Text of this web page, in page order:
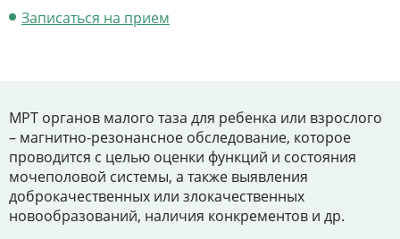
Записаться на прием
МРТ органов малого таза для ребенка или взрослого
– магнитно-резонансное обследование, которое
проводится с целью оценки функций и состояния
мочеполовой системы, а также выявления
доброкачественных или злокачественных
новообразований, наличия конкрементов и др.
+7 (812) 435-55-55
Записаться на приём